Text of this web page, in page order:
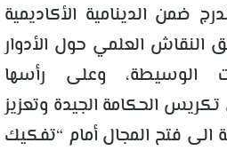
ضمن الدينامية الأكاديمية
العلمي حول الأدوار
الوسيطة، وعلى رأسها
الحكامة الجيدة وتعزيز
الى فتح المجال أمام “تفكيك